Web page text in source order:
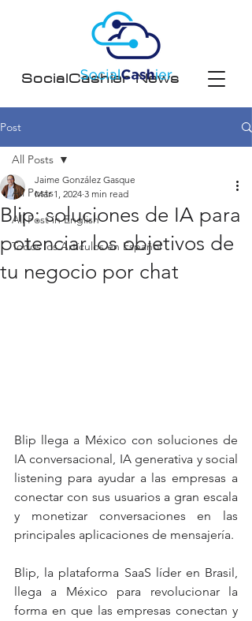
SocialCashier News
Post
All Posts
All Post in English
Todos los Artículos en Español
All Posts
Blip: soluciones de IA para
potenciar los objetivos de
tu negocio por chat
Jaime González Gasque
Mar 1, 2024 3 min read
Blip llega a México con soluciones de
IA conversacional, IA generativa y social
listening para ayudar a las empresas a
conectar con sus usuarios a gran escala
y monetizar conversaciones en las
principales aplicaciones de mensajería.
Blip, la plataforma SaaS líder en Brasil,
llega a México para revolucionar la
forma en que las empresas conectan y